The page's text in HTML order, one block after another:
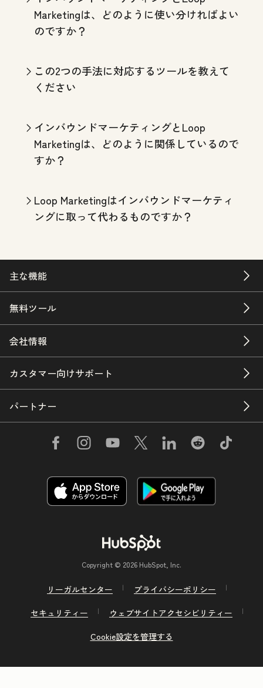
Marketingは、どのように使い分ければよい
のですか？
この2つの手法に対応するツールを教えて
ください
インバウンドマーケティングとLoop
Marketingは、どのように関係しているので
すか？
Loop Marketingはインバウンドマーケティ
ングに取って代わるものですか？
主な機能
無料ツール
会社情報
カスタマー向けサポート
パートナー
Copyright © 2026 HubSpot, Inc.
リーガルセンター
プライバシーポリシー
セキュリティー
ウェブサイトアクセシビリティー
Cookie設定を管理する